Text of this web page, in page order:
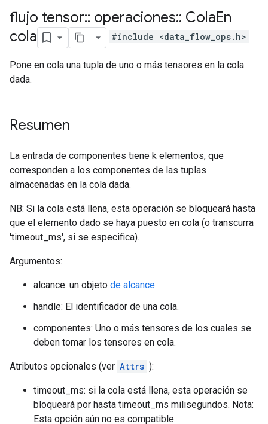
flujo tensor:: operaciones:: ColaEn
cola
#include <data_flow_ops.h>
Pone en cola una tupla de uno o más tensores en la cola
dada.
Resumen
La entrada de componentes tiene k elementos, que
corresponden a los componentes de las tuplas
almacenadas en la cola dada.
NB: Si la cola está llena, esta operación se bloqueará hasta
que el elemento dado se haya puesto en cola (o transcurra
'timeout_ms', si se especifica).
Argumentos:
alcance: un objeto de alcance
handle: El identificador de una cola.
componentes: Uno o más tensores de los cuales se
deben tomar los tensores en cola.
Atributos opcionales (ver Attrs ):
timeout_ms: si la cola está llena, esta operación se
bloqueará por hasta timeout_ms milisegundos. Nota:
Esta opción aún no es compatible.